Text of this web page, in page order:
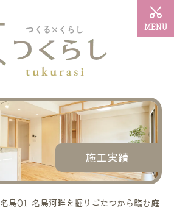
MENU
施工実績
名島01_名島河畔を掘りごたつから臨む庭